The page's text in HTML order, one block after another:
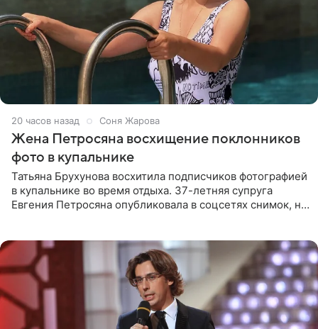
20 часов назад Соня Жарова
Жена Петросяна восхищение поклонников
фото в купальнике
Татьяна Брухунова восхитила подписчиков фотографией
в купальнике во время отдыха. 37-летняя супруга
Евгения Петросяна опубликовала в соцсетях снимок, на